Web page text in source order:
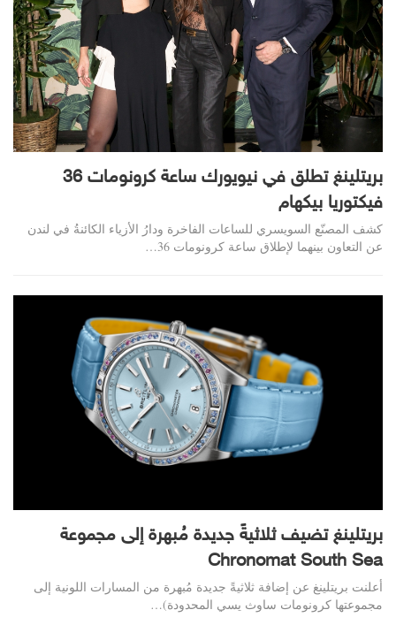
بريتلينغ تطلق في نيويورك ساعة كرونومات 36
فيكتوريا بيكهام
كشف المصنّع السويسري للساعات الفاخرة ودارُ الأزياء الكائنةُ في لندن
عن التعاون بينهما لإطلاق ساعة كرونومات 36
…
بريتلينغ تضيف ثلاثيةً جديدة مُبهرة إلى مجموعة
Chronomat South Sea
أعلنت بريتلينغ عن إضافة ثلاثيةً جديدة مُبهرة من المسارات اللونية إلى
مجموعتها كرونومات ساوث يسي المحدودة)…